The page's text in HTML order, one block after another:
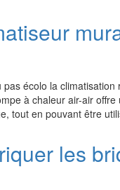
pas écolo la
à chaleur air-air
tout en pouvant être
les